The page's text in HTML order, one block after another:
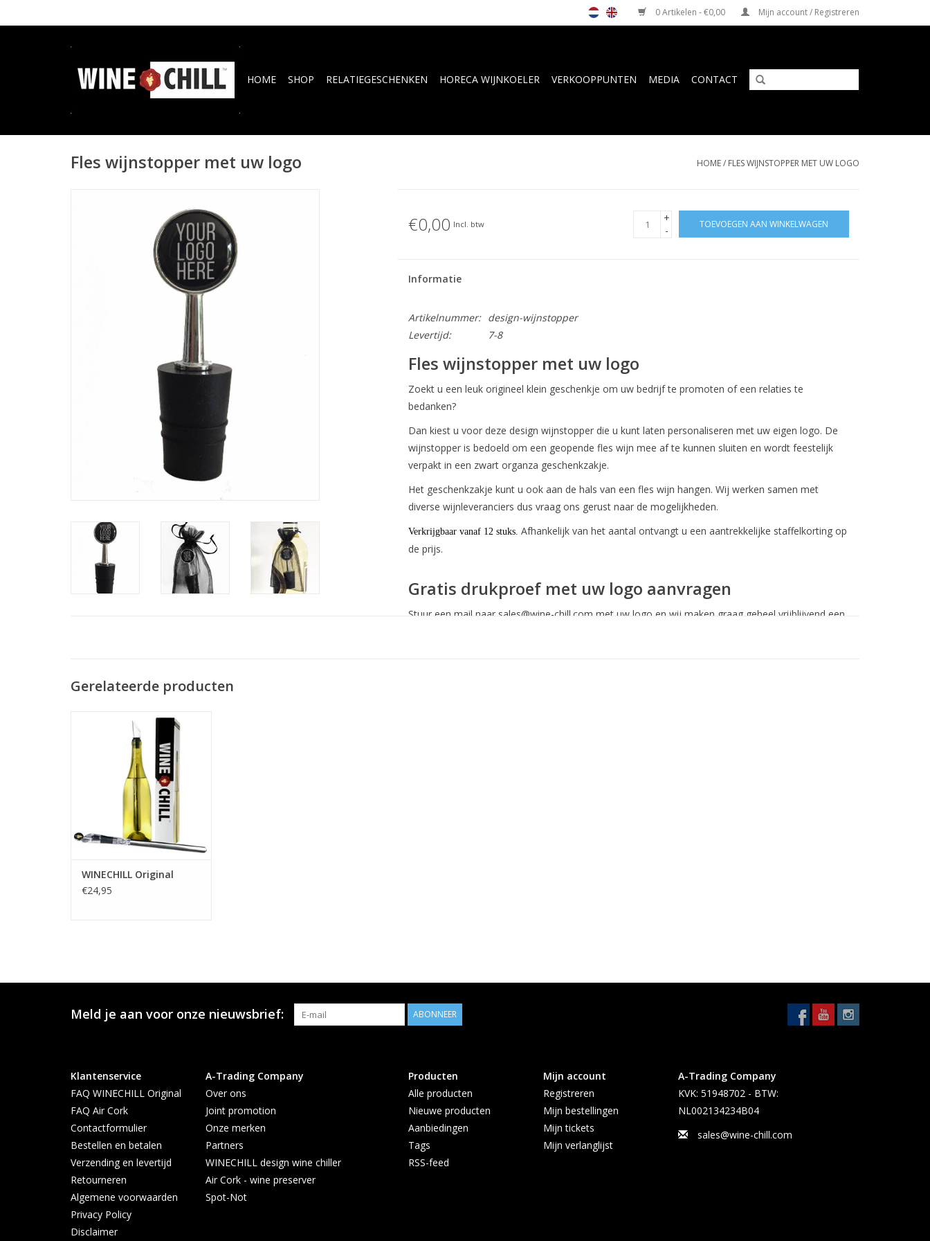
0 Artikelen - €0,00 Mijn account / Registreren
HOME SHOP RELATIEGESCHENKEN HORECA WIJNKOELER VERKOOPPUNTEN MEDIA CONTACT
Fles wijnstopper met uw logo HOME/ FLES WIJNSTOPPER MET UW LOGO
€0,00 Incl. btw
+
-
TOEVOEGEN AAN WINKELWAGEN
Informatie
Artikelnummer:
design-wijnstopper
Levertijd:
7-8
Fles wijnstopper met uw logo
Zoekt u een leuk origineel klein geschenkje om uw bedrijf te promoten of een relaties te
bedanken?
Dan kiest u voor deze design wijnstopper die u kunt laten personaliseren met uw eigen logo. De
wijnstopper is bedoeld om een geopende fles wijn mee af te kunnen sluiten en wordt feestelijk
verpakt in een zwart organza geschenkzakje.
Het geschenkzakje kunt u ook aan de hals van een fles wijn hangen. Wij werken samen met
diverse wijnleveranciers dus vraag ons gerust naar de mogelijkheden.
Verkrijgbaar vanaf 12 stuks. Afhankelijk van het aantal ontvangt u een aantrekkelijke staffelkorting op
de prijs.
Gratis drukproef met uw logo aanvragen
Stuur een mail naar sales@wine-chill.com met uw logo en wij maken graag geheel vrijblijvend een
Gerelateerde producten
Wijnkoeler, beluchter, anti drup
schenktuit en wijnstopper in
één!
TOEVOEGEN AAN WINKELWAGEN
WINECHILL Original
€24,95
Meld je aan voor onze nieuwsbrief: ABONNEER
Klantenservice
FAQ WINECHILL Original
FAQ Air Cork
Contactformulier
Bestellen en betalen
Verzending en levertijd
Retourneren
Algemene voorwaarden
Privacy Policy
Disclaimer
A-Trading Company
Over ons
Joint promotion
Onze merken
Partners
WINECHILL design wine chiller
Air Cork - wine preserver
Spot-Not
Producten
Alle producten
Nieuwe producten
Aanbiedingen
Tags
RSS-feed
Mijn account
Registreren
Mijn bestellingen
Mijn tickets
Mijn verlanglijst
A-Trading Company
KVK: 51948702 - BTW:
NL002134234B04
sales@wine-chill.com